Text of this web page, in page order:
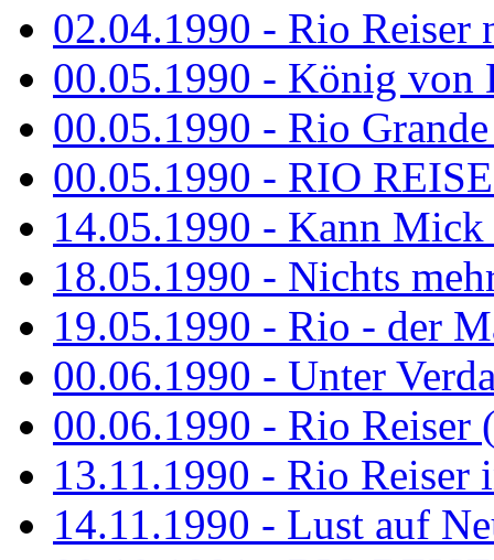
02.04.1990 - Rio
00.05.1990 - König von
00.05.1990 - Rio
00.05.1990 - RIO
14.05.1990 - Kann Mick
18.05.1990 - Nichts
19.05.1990 - Rio - der
00.06.1990 - Unter
00.06.1990 - Rio Reiser
13.11.1990 - Rio Reiser
14.11.1990 - Lust auf